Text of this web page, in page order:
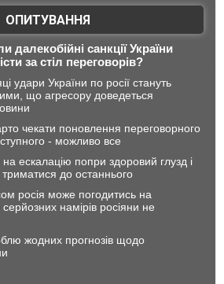
ОПИТУВАННЯ
далекобійні санкції України
за стіл переговорів?
удари України по росії стануть
що агресору доведеться
чекати поновлення переговорного
- можливо все
ескалацію попри здоровий глузд і
до останнього
росія може погодитись на
намірів росіяни не
жодних прогнозів щодо